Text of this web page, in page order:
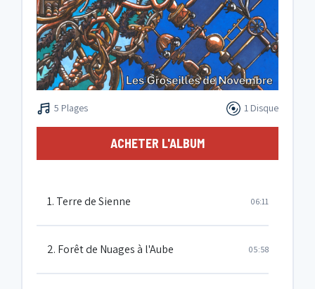
5 Plages 1 Disque
ACHETER L'ALBUM
1. Terre de Sienne 06:11
2. Forêt de Nuages à l'Aube 05:58